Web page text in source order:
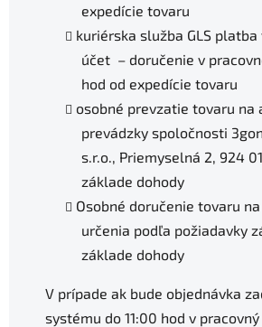
expedície tovaru
kuriérska služba GLS platba
účet – doručenie v
hod od expedície tovaru
osobné prevzatie tovaru na
prevádzky spoločnosti
s.r.o., Priemyselná 2, 924
základe dohody
Osobné doručenie tovaru
určenia podľa požiadavky
základe dohody
V prípade ak bude objednávka
systému do 11:00 hod v